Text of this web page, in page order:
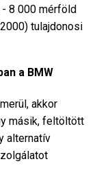
- 8 000 mérföld
tulajdonosi
a BMW
akkor
másik, feltöltött
alternatív